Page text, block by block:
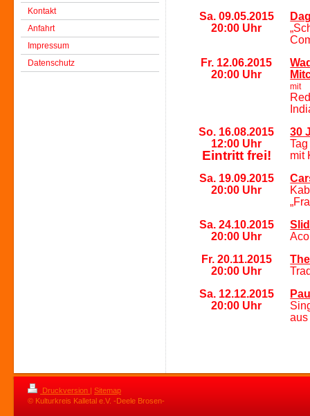
Kontakt
Anfahrt
Impressum
Datenschutz
Sa. 09.05.2015
20:00 Uhr
Fr. 12.06.2015
20:00 Uhr
mit
So. 16.08.2015
12:00 Uhr
Eintritt frei!
30
mit
Sa. 19.09.2015
20:00 Uhr
Sa. 24.10.2015
20:00 Uhr
Fr. 20.11.2015
20:00 Uhr
Sa. 12.12.2015
20:00 Uhr
Druckversion | Sitemap
© Kulturkreis Kalletal e.V. -Deele Brosen-